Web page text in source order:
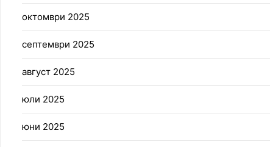
октомври 2025
септември 2025
август 2025
юли 2025
юни 2025